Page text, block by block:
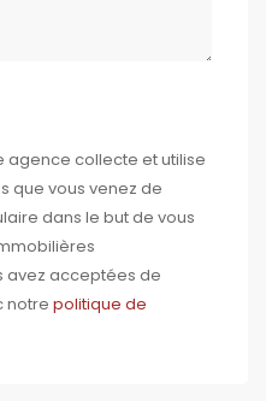
agence collecte et utilise
que vous venez de
dans le but de vous
avez acceptées de
notre politique de